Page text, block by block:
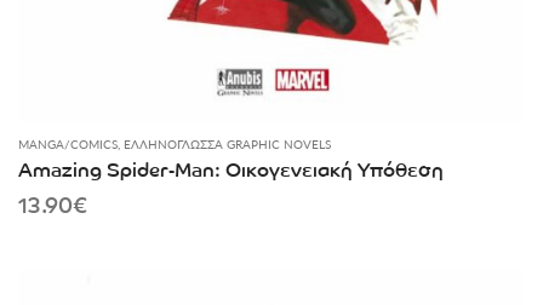
MANGA/COMICS, ΕΛΛΗΝΌΓΛΩΣΣΑ GRAPHIC NOVELS
Amazing Spider-Man: Οικογενειακή Υπόθεση
13.90€